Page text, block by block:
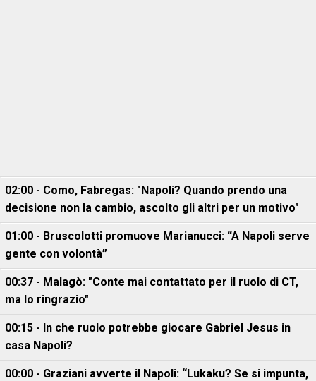
02:00 - Como, Fabregas: "Napoli? Quando prendo una
decisione non la cambio, ascolto gli altri per un motivo"
01:00 - Bruscolotti promuove Marianucci: “A Napoli serve
gente con volontà”
00:37 - Malagò: "Conte mai contattato per il ruolo di CT,
ma lo ringrazio"
00:15 - In che ruolo potrebbe giocare Gabriel Jesus in
casa Napoli?
00:00 - Graziani avverte il Napoli: “Lukaku? Se si impunta,